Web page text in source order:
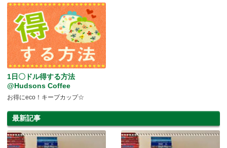
1日〇ドル得する方法
@Hudsons Coffee
お得にeco！キープカップ☆
最新記事